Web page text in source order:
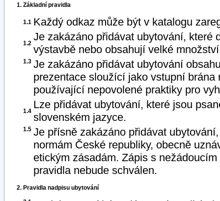
1. Základní pravidla
1.1 Každý odkaz může být v katalogu
1.2
Je zakázáno přidávat ubytování, které
výstavbě nebo obsahují velké
1.3 Je zakázáno přidávat ubytování
prezentace sloužící jako vstupní brána
používající nepovolené praktiky pro
1.4
Lze přidávat ubytování, které jsou
slovenském jazyce.
1.5 Je přísně zakázáno přidávat
normám České republiky, obecně
etickým zásadám. Zápis s
pravidla nebude schválen.
2. Pravidla nadpisu ubytování